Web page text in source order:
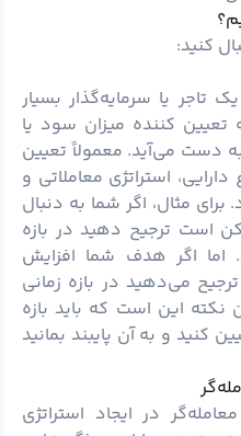
کنید:
تاجر یا سرمایه‌گذار بسیار
تعیین کننده‌ میزان سود یا
دست می‌آید. معمولاً تعیین
استراتژی معاملاتی و
مثال، اگر شما به دنبال
ترجیح دهید در بازه
اما اگر هدف شما افزایش
می‌دهید در بازه زمانی
نکته این است که باید بازه
کنید و به آن پایبند بمانید
در ایجاد استراتژی